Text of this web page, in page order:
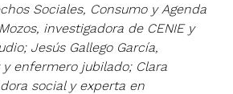
Sociales, Consumo y Agenda
investigadora de CENIE y
Jesús Gallego García,
enfermero jubilado; Clara
social y experta en